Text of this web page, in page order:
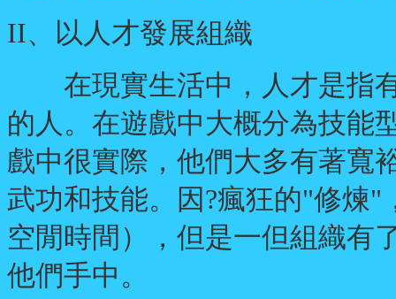
II、以人才發展組織
在現實生活中，人才是指有
的人。在遊戲中大概分為技能
戲中很實際，他們大多有著寬
武功和技能。因?瘋狂的"修煉"
空閒時間），但是一但組織有
他們手中。